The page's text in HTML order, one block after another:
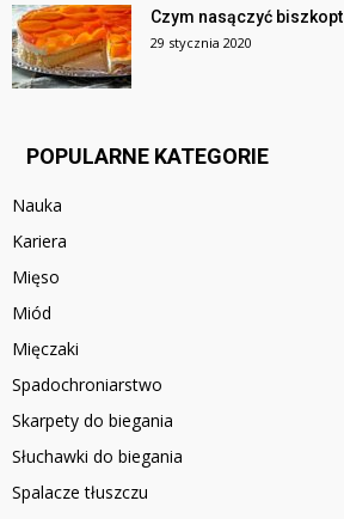
Czym nasączyć biszkopt
29 stycznia 2020
POPULARNE KATEGORIE
Nauka
Kariera
Mięso
Miód
Mięczaki
Spadochroniarstwo
Skarpety do biegania
Słuchawki do biegania
Spalacze tłuszczu